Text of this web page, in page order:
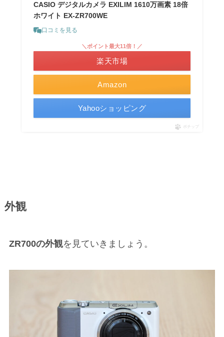
CASIO デジタルカメラ EXILIM 1610万画素 18倍
ホワイト EX-ZR700WE
口コミを見る
Amazon
＼ポイント最大11倍！／
楽天市場
Yahooショッピング
ポチップ
外観
ZR700の外観を見ていきましょう。